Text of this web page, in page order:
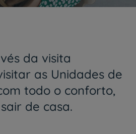
da visita
as Unidades de
todo o conforto,
de casa.